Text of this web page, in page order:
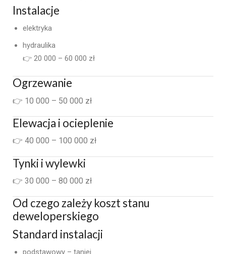
Instalacje
elektryka
hydraulika
👉 20 000 – 60 000 zł
Ogrzewanie
👉 10 000 – 50 000 zł
Elewacja i ocieplenie
👉 40 000 – 100 000 zł
Tynki i wylewki
👉 30 000 – 80 000 zł
Od czego zależy koszt stanu
deweloperskiego
Standard instalacji
podstawowy – taniej